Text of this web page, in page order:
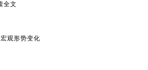
全文
观形势变化